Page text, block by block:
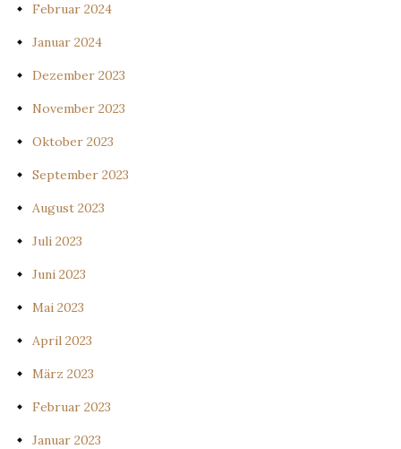
Februar 2024
Januar 2024
Dezember 2023
November 2023
Oktober 2023
September 2023
August 2023
Juli 2023
Juni 2023
Mai 2023
April 2023
März 2023
Februar 2023
Januar 2023